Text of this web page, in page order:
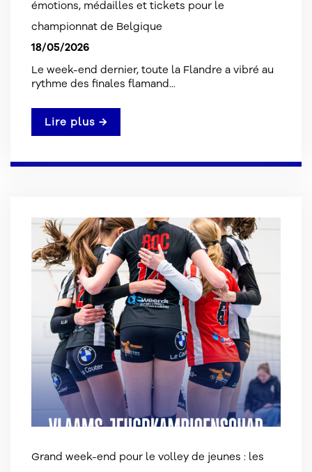
émotions, médailles et tickets pour le
championnat de Belgique
18/05/2026
Le week-end dernier, toute la Flandre a vibré au
rythme des finales flamand...
Lire plus →
Grand week-end pour le volley de jeunes : les